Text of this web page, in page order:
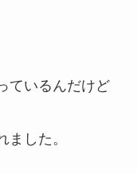
ているんだけど
した。